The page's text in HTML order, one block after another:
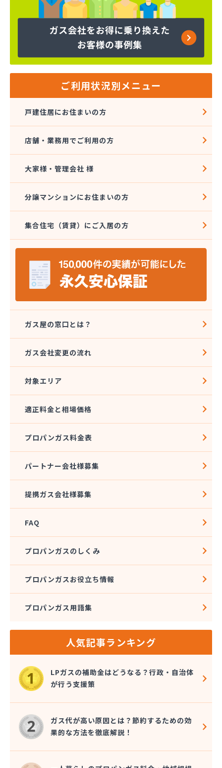
ミライフ西日本株式会社名古屋店
ヤマサ共和ライフ株式会社 一色営業所
ヤマサ共和ライフ株式会社 江南営業所
ヤマサ共和ライフ株式会社 三河営業所
ヤマサ共和ライフ株式会社 豊川営業所
ヤマサ高圧株式会社
ヤマサ總業株式会社 愛知西支店
ヤマトク
リーグ馬場株式会社
愛知高圧株式会社容器検査工場
愛北液化ガス協組江南営業所
旭プロパン
安城ガス株式会社
伊藤プロパン
伊藤忠エネクスホームライフ中部株式会社 碧南営
業所
伊藤忠エネクスホームライフ中部株式会社 名古屋
稲垣商事
稲垣商店
栄燃料合資会社
奥田米穀店
加藤燃料店
加藤豊昭
河村燃料店
角広ガス
割又商店
株式会社アドニス
株式会社あみや商事 本社
株式会社エイチティーピー
株式会社エイチティーピー
株式会社エス・アイ東海
株式会社オーテック
株式会社オーテック 西三河営業所
株式会社ガスキット
株式会社ガステム
株式会社ガスパル 岡崎販売所
株式会社カネコ
株式会社カネ庄
株式会社クラシアン岡崎支社
株式会社コクネ
株式会社コザカヤ 春日井営業所
株式会社コジマガス
株式会社コジマガス ライフアップサポート
株式会社コンプロ産工
株式会社シェル石油豊橋LPG充填工場
株式会社しんせきプロパン部
ご利用状況別メニュー
戸建住居にお住まいの方
店舗・業務用でご利用の方
大家様・管理会社 様
分譲マンションにお住まいの方
集合住宅（賃貸）にご入居の方
ガス屋の窓口とは？
ガス会社変更の流れ
対象エリア
適正料金と相場価格
プロパンガス料金表
パートナー会社様募集
提携ガス会社様募集
FAQ
プロパンガスのしくみ
プロパンガスお役立ち情報
プロパンガス用語集
人気記事ランキング
LPガスの補助金はどうなる？行政・自治体
が行う支援策
ガス代が高い原因とは？節約するための効
果的な方法を徹底解説！